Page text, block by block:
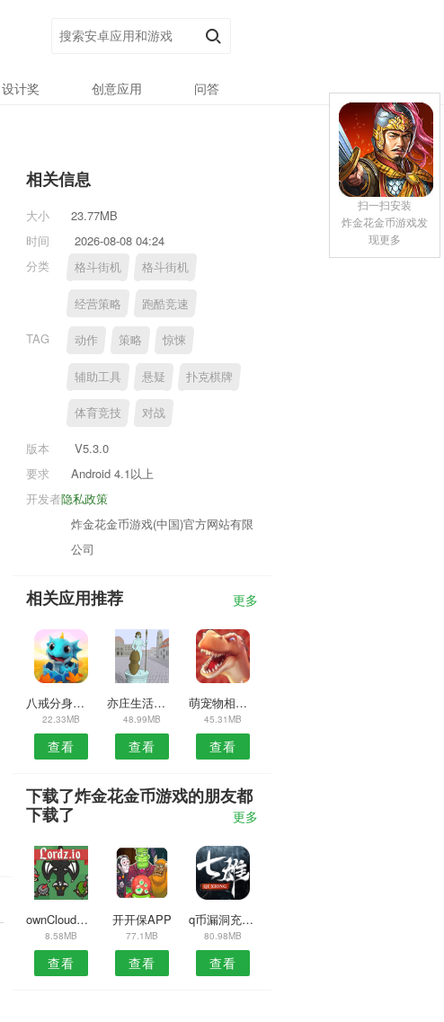
设计奖 创意应用 问答
相关信息
大小
23.77MB
时间
2026-08-08 04:24
分类
格斗街机 格斗街机
经营策略 跑酷竞速
TAG 动作 策略 惊悚
辅助工具 悬疑 扑克棋牌
体育竞技 对战
版本
V5.3.0
要求
Android 4.1以上
隐私政策
开发者
炸金花金币游戏(中国)官方网站有限
公司
相关应用推荐 更多
八戒分身安卓版
22.33MB
查看
亦庄生活网安卓版
48.99MB
查看
萌宠物相机安卓版
45.31MB
查看
下载了炸金花金币游戏的朋友都
下载了
更多
ownCloud安卓版
8.58MB
查看
开开保APP
77.1MB
查看
q币漏洞充值器
80.98MB
查看
扫一扫安装
炸金花金币游戏发
现更多